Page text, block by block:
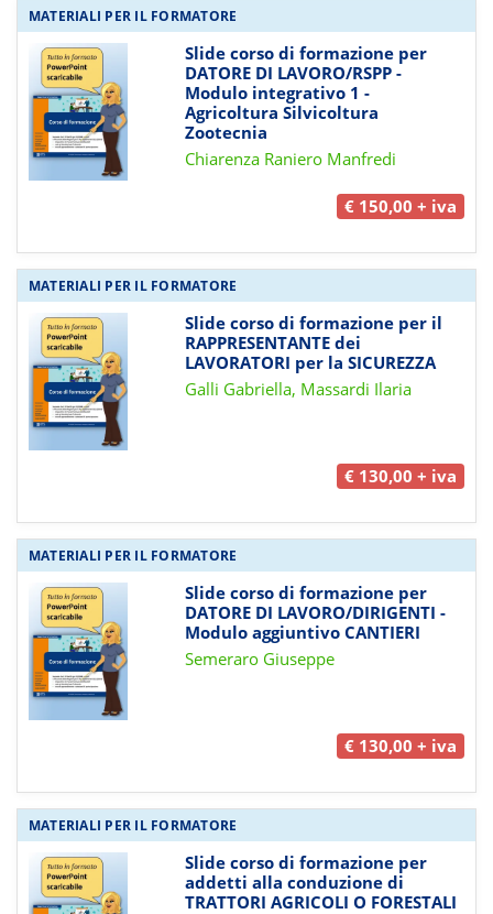
MATERIALI PER IL FORMATORE
Slide corso di formazione per
DATORE DI LAVORO/RSPP -
Modulo integrativo 1 -
Agricoltura Silvicoltura
Zootecnia
Chiarenza Raniero Manfredi
€ 150,00 + iva
MATERIALI PER IL FORMATORE
Slide corso di formazione per il
RAPPRESENTANTE dei
LAVORATORI per la SICUREZZA
Galli Gabriella, Massardi Ilaria
€ 130,00 + iva
MATERIALI PER IL FORMATORE
Slide corso di formazione per
DATORE DI LAVORO/DIRIGENTI -
Modulo aggiuntivo CANTIERI
Semeraro Giuseppe
€ 130,00 + iva
MATERIALI PER IL FORMATORE
Slide corso di formazione per
addetti alla conduzione di
TRATTORI AGRICOLI O FORESTALI